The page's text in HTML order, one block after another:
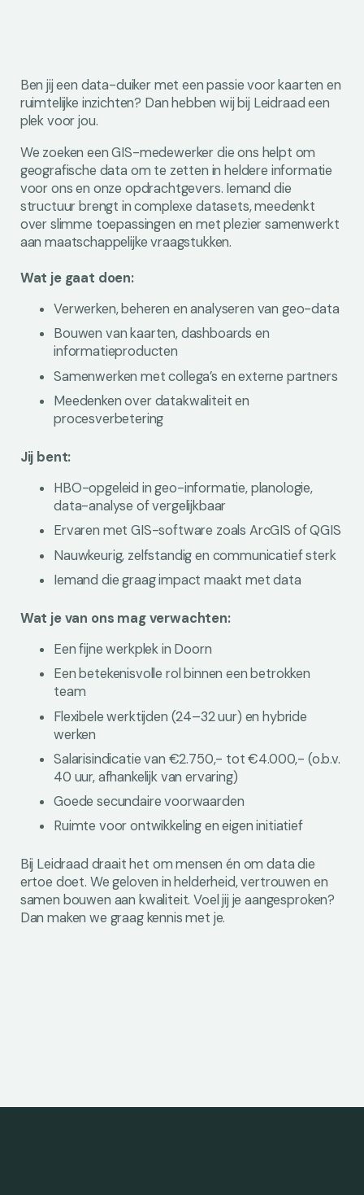
Ben jij een data-duiker met een passie voor kaarten en
ruimtelijke inzichten? Dan hebben wij bij Leidraad een
plek voor jou.
We zoeken een GIS-medewerker die ons helpt om
geografische data om te zetten in heldere informatie
voor ons en onze opdrachtgevers. Iemand die
structuur brengt in complexe datasets, meedenkt
over slimme toepassingen en met plezier samenwerkt
aan maatschappelijke vraagstukken.
Wat je gaat doen:
Verwerken, beheren en analyseren van geo-data
Bouwen van kaarten, dashboards en
informatieproducten
Samenwerken met collega’s en externe partners
Meedenken over datakwaliteit en
procesverbetering
Jij bent:
HBO-opgeleid in geo-informatie, planologie,
data-analyse of vergelijkbaar
Ervaren met GIS-software zoals ArcGIS of QGIS
Nauwkeurig, zelfstandig en communicatief sterk
Iemand die graag impact maakt met data
Wat je van ons mag verwachten:
Een fijne werkplek in Doorn
Een betekenisvolle rol binnen een betrokken
team
Flexibele werktijden (24–32 uur) en hybride
werken
Salarisindicatie van €2.750,- tot €4.000,- (o.b.v.
40 uur, afhankelijk van ervaring)
Goede secundaire voorwaarden
Ruimte voor ontwikkeling en eigen initiatief
Bij Leidraad draait het om mensen én om data die
ertoe doet. We geloven in helderheid, vertrouwen en
samen bouwen aan kwaliteit. Voel jij je aangesproken?
Dan maken we graag kennis met je.